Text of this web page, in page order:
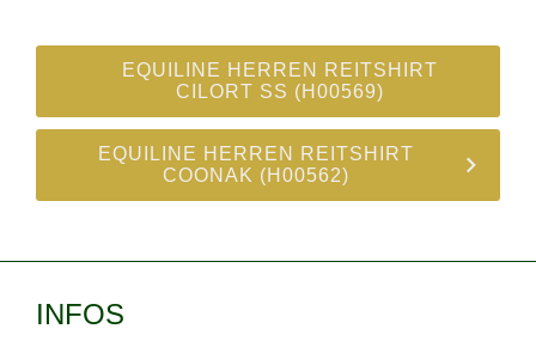
EQUILINE HERREN REITSHIRT
CILORT SS (H00569)
EQUILINE HERREN REITSHIRT
COONAK (H00562)
INFOS